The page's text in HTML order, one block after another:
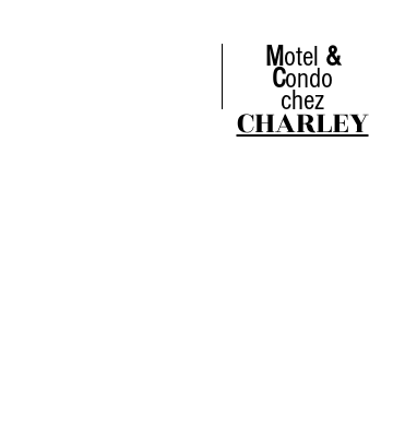
Motel &
Condo
chez
CHARLEY